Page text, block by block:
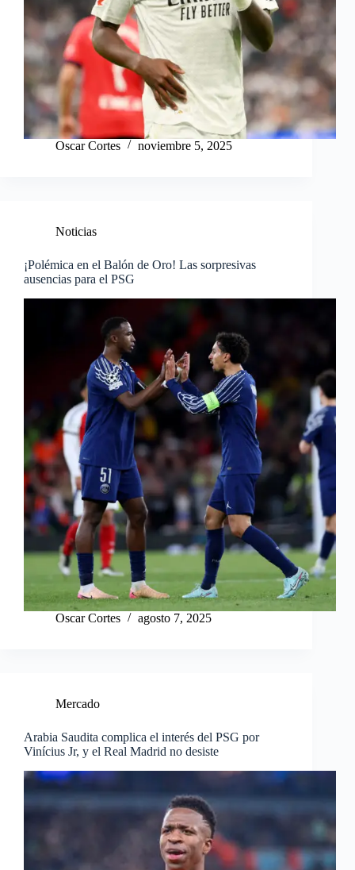
Oscar Cortes noviembre 5, 2025
Noticias
¡Polémica en el Balón de Oro! Las sorpresivas
ausencias para el PSG
Oscar Cortes agosto 7, 2025
Mercado
Arabia Saudita complica el interés del PSG por
Vinícius Jr, y el Real Madrid no desiste